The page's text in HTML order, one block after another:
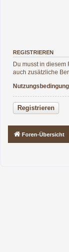
REGISTRIEREN
Du musst in diesem
auch zusätzliche
Registrieren
Foren-Übersicht